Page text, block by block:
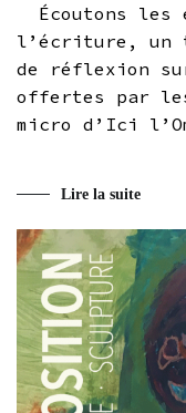
Écoutons les
l’écriture, un
de réflexion
offertes par
micro d’Ici
Lire la suite